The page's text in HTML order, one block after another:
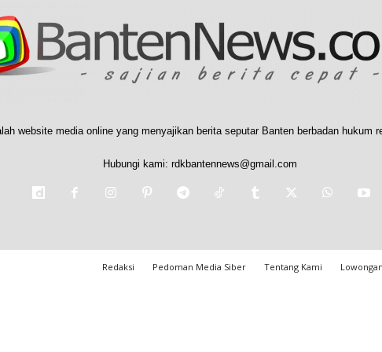
website media online yang menyajikan berita seputar Banten berbadan hukum
Hubungi kami: rdkbantennews@gmail.com
Redaksi Pedoman Media Siber Tentang Kami